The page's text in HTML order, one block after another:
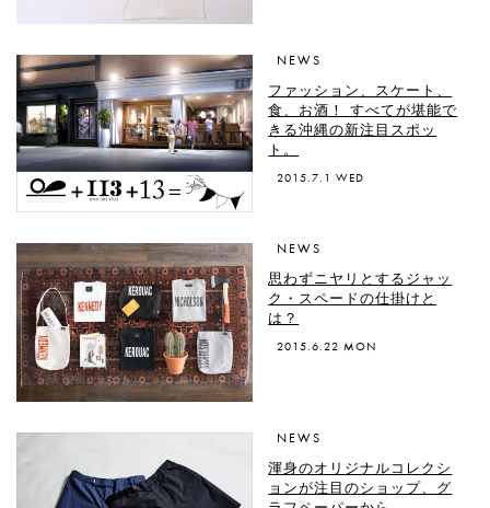
NEWS
ファッション、スケート、
食、お酒！ すべてが堪能で
きる沖縄の新注目スポッ
ト。
2015.7.1 WED
NEWS
思わずニヤリとするジャッ
ク・スペードの仕掛けと
は？
2015.6.22 MON
NEWS
渾身のオリジナルコレクシ
ョンが注目のショップ、グ